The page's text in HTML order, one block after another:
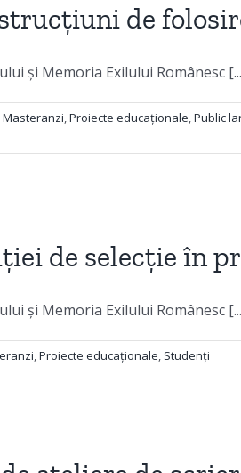
de
și Memoria Exilului Românesc
Masteranzi,Proiecte educaționale,Public
de selecție în
și Memoria Exilului Românesc
,Proiecte educaționale, Studenți